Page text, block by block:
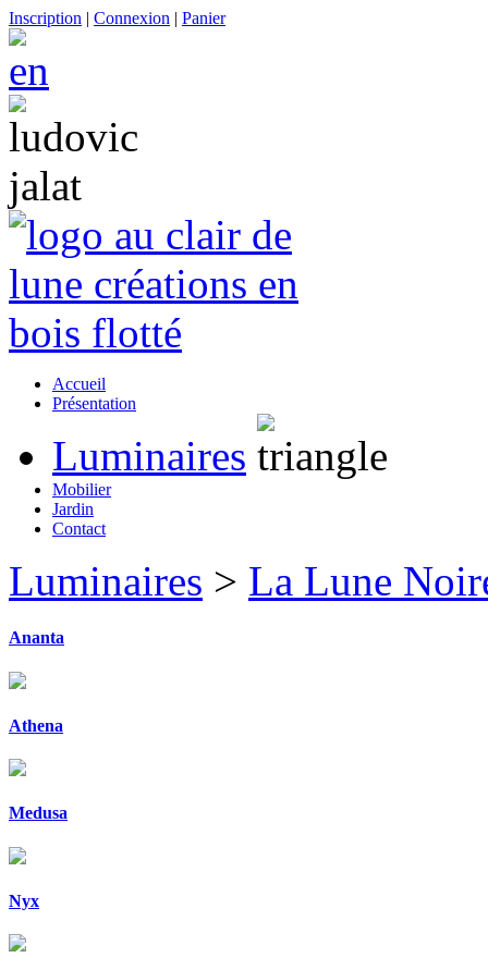
Inscription | Connexion | Panier
Accueil
Présentation
Luminaires
Mobilier
Jardin
Contact
Luminaires > La Lune
Ananta
Athena
Medusa
Nyx